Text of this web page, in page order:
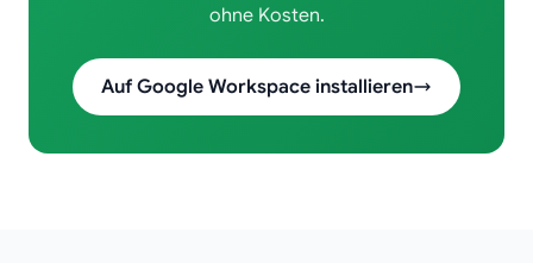
ohne Kosten.
Auf Google Workspace installieren